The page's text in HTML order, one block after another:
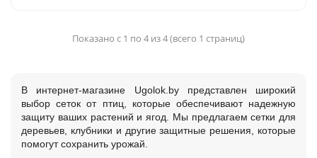
Показано с 1 по 4 из 4 (всего 1 страниц)
В интернет-магазине Ugolok.by представлен широкий
выбор сеток от птиц, которые обеспечивают надежную
защиту ваших растений и ягод. Мы предлагаем сетки для
деревьев, клубники и другие защитные решения, которые
помогут сохранить урожай.